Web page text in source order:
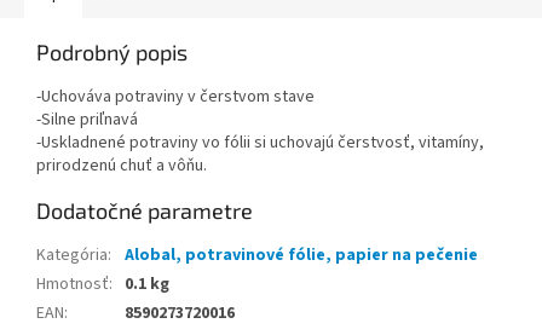
Podrobný popis
-Uchováva potraviny v čerstvom stave
-Silne priľnavá
-Uskladnené potraviny vo fólii si uchovajú čerstvosť, vitamíny,
prirodzenú chuť a vôňu.
Dodatočné parametre
Kategória: Alobal, potravinové fólie, papier na pečenie
Hmotnosť: 0.1 kg
EAN: 8590273720016